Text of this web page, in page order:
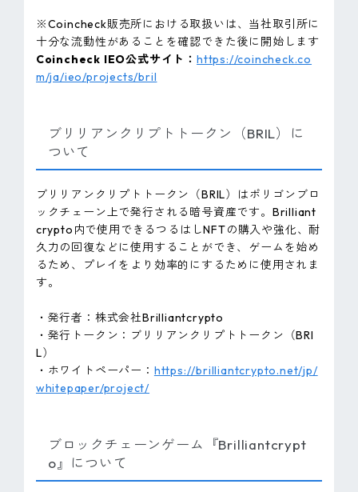
※Coincheck販売所における取扱いは、当社取引所に
十分な流動性があることを確認できた後に開始します
Coincheck IEO公式サイト：https://coincheck.co
m/ja/ieo/projects/bril
ブリリアンクリプトトークン（BRIL）に
ついて
ブリリアンクリプトトークン（BRIL）はポリゴンブロ
ックチェーン上で発行される暗号資産です。Brilliant
crypto内で使用できるつるはしNFTの購入や強化、耐
久力の回復などに使用することができ、ゲームを始め
るため、プレイをより効率的にするために使用されま
す。
・発行者：株式会社Brilliantcrypto
・発行トークン：ブリリアンクリプトトークン（BRI
L）
・ホワイトペーパー： https://brilliantcrypto.net/jp/
whitepaper/project/
ブロックチェーンゲーム『Brilliantcrypt
o』について